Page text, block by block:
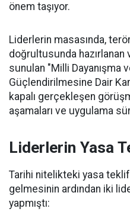
önem taşıyor.
Liderlerin masasında,
doğrultusunda hazırlanan
sunulan "Milli Dayanışma
Güçlendirilmesine Dair
kapalı gerçekleşen
aşamaları ve uygulama
Liderlerin Yasa
Tarihi nitelikteki yasa
gelmesinin ardından iki
yapmıştı: